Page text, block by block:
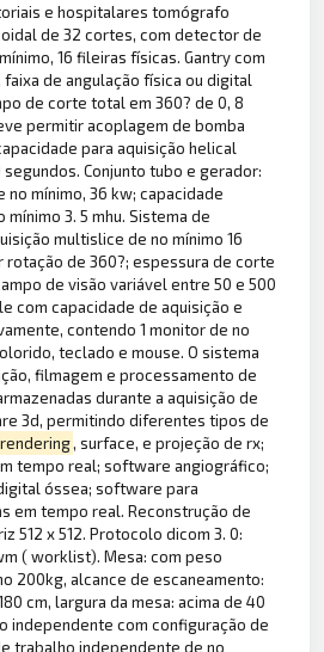
e hospitalares tomógrafo
de 32 cortes, com detector de
16 fileiras físicas. Gantry com
faixa de angulação física ou digital
de corte total em 360? de 0, 8
permitir acoplagem de bomba
para aquisição helical
segundos. Conjunto tubo e gerador:
mínimo, 36 kw; capacidade
3. 5 mhu. Sistema de
multislice de no mínimo 16
de 360?; espessura de corte
de visão variável entre 50 e 500
com capacidade de aquisição e
contendo 1 monitor de no
teclado e mouse. O sistema
filmagem e processamento de
durante a aquisição de
3d, permitindo diferentes tipos de
rendering, surface, e projeção de rx;
tempo real; software angiográfico;
óssea; software para
em tempo real. Reconstrução de
512 x 512. Protocolo dicom 3. 0:
( worklist). Mesa: com peso
200kg, alcance de escaneamento:
cm, largura da mesa: acima de 40
independente com configuração de
trabalho independente de no